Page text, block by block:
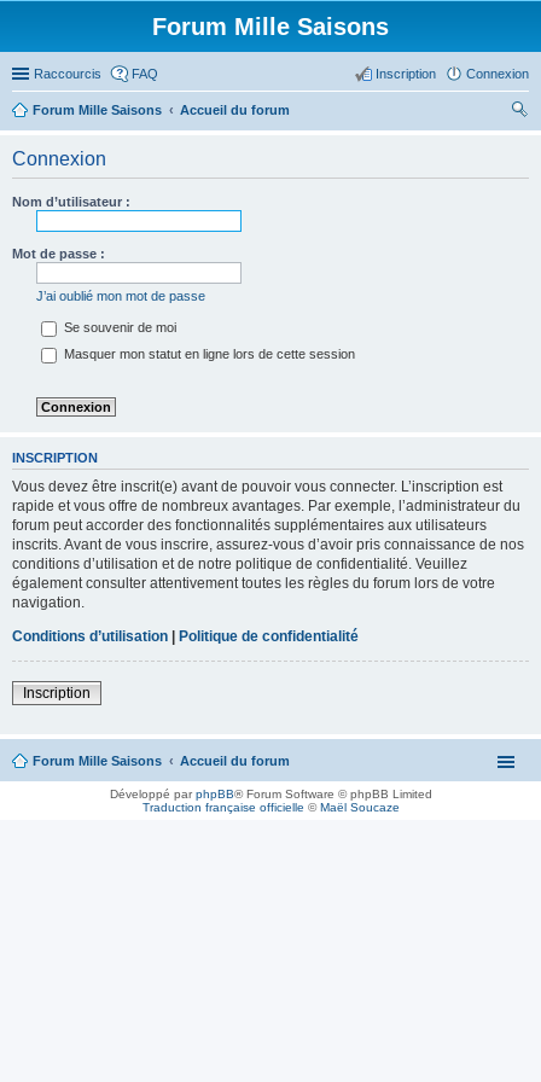
Forum Mille Saisons
Raccourcis FAQ Connexion
Inscription
Forum Mille Saisons
Accueil du forum
Connexion
Nom d’utilisateur :
Mot de passe :
J’ai oublié mon mot de passe
Se souvenir de moi
Masquer mon statut en ligne lors de cette session
INSCRIPTION
Vous devez être inscrit(e) avant de pouvoir vous connecter. L’inscription est
rapide et vous offre de nombreux avantages. Par exemple, l’administrateur du
forum peut accorder des fonctionnalités supplémentaires aux utilisateurs
inscrits. Avant de vous inscrire, assurez-vous d’avoir pris connaissance de nos
conditions d’utilisation et de notre politique de confidentialité. Veuillez
également consulter attentivement toutes les règles du forum lors de votre
navigation.
Conditions d’utilisation | Politique de confidentialité
Inscription
Forum Mille Saisons Accueil du forum
Développé parphpBB® Forum Software © phpBB Limited
Traduction française officielle ©Maël Soucaze